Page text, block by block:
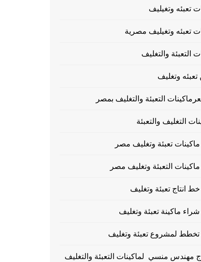
تعبئه وتغيليف
تعبئه وتغيليف مصرية
التعبئة والتغليف
وتغليف
التعبئة والتغليف بمصر
التغليف والتعبئة
ماكينات تعبئة وتغليف مصر
ماكينات التعبئة وتغليف مصر
خط انتاج تعبئة وتغليف
ماكينة تعبئة وتغليف
لمشروع تعبئة وتغليف
مهندس منسي لماكينات التعبئة والتغليف